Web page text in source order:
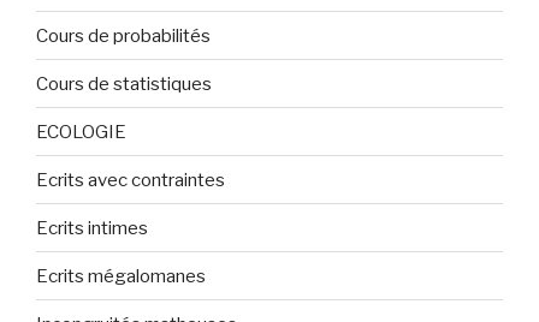
Cours de probabilités
Cours de statistiques
ECOLOGIE
Ecrits avec contraintes
Ecrits intimes
Ecrits mégalomanes